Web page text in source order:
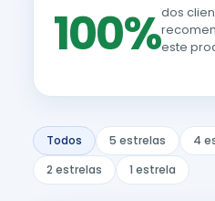
100%dos
este
Todos 5 estrelas 4
2 estrelas
1 estrela